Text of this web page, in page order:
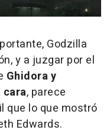
Godzilla
y a juzgar por el
Ghidora y
cara, parece
que lo que mostró
Edwards.